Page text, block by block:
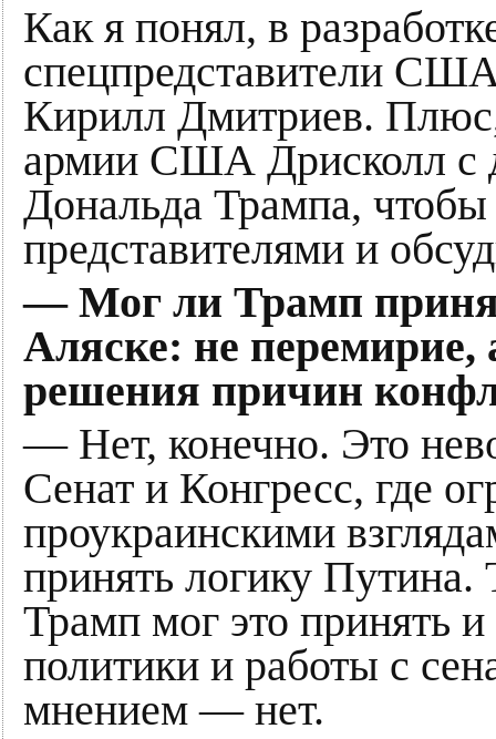
Как я понял, в
спецпредставители
Кирилл Дмитриев.
армии США Дрисколл с
Дональда Трампа, чтобы
представителями и
— Мог ли Трамп
Аляске: не
решения причин
— Нет, конечно. Это
Сенат и Конгресс, где
проукраинскими
принять логику Путина.
Трамп мог это принять
политики и работы с
мнением — нет.